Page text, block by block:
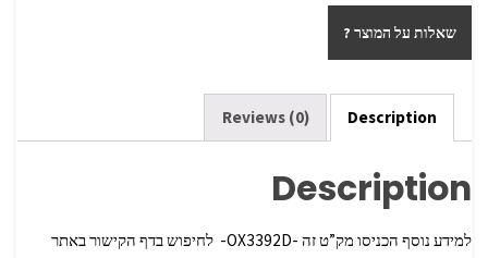
b
o
o
k
tt
er
ar
e
שאלות על המוצר ?
Description
Reviews (0)
Description
למידע נוסף הכניסו מק”ט זה -OX3392D- לחיפוש בדף הקישור באתר